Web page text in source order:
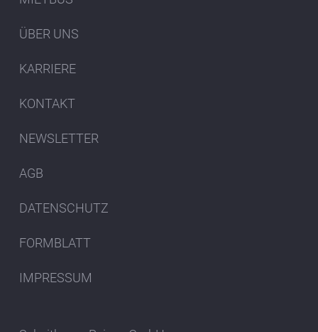
ÜBER UNS
KARRIERE
KONTAKT
NEWSLETTER
AGB
DATENSCHUTZ
FORMBLATT
IMPRESSUM